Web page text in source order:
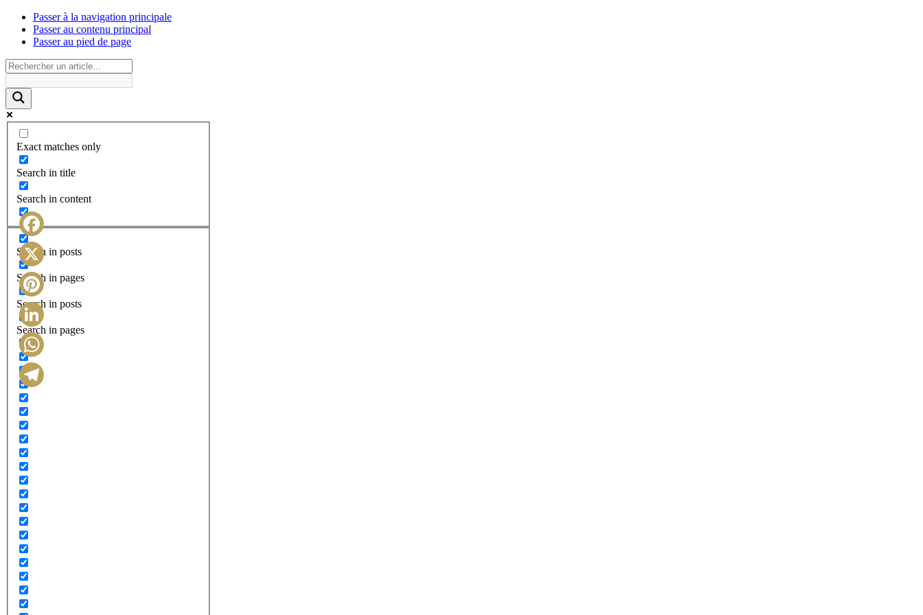
Passer à la navigation principale
Passer au contenu principal
Passer au pied de page
Exact matches only
Search in title
Search in content
Search in posts
Search in pages
Search in posts
Search in pages
Facebook
X
Pinterest
LinkedIn
WhatsApp
Telegram